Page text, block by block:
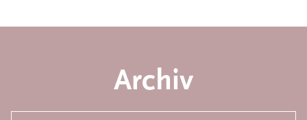
Archiv